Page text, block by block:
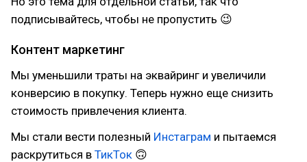
подписывайтесь, чтобы не пропустить 😉
Контент маркетинг
Мы уменьшили траты на эквайринг и увеличили
конверсию в покупку. Теперь нужно еще снизить
стоимость привлечения клиента.
Мы стали вести полезный Инстаграм и пытаемся
раскрутиться в ТикТок 🙃